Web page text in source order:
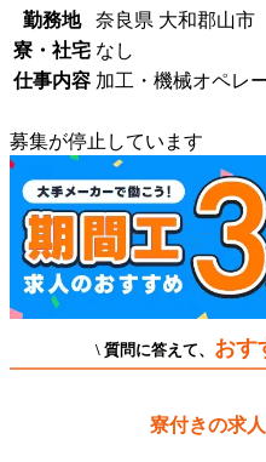
勤務地
奈良県 大和郡山市
寮・社宅 なし
仕事内容 加工・機械オペレ
募集が停止しています
\ 質問に答えて、 おす
寮付きの求